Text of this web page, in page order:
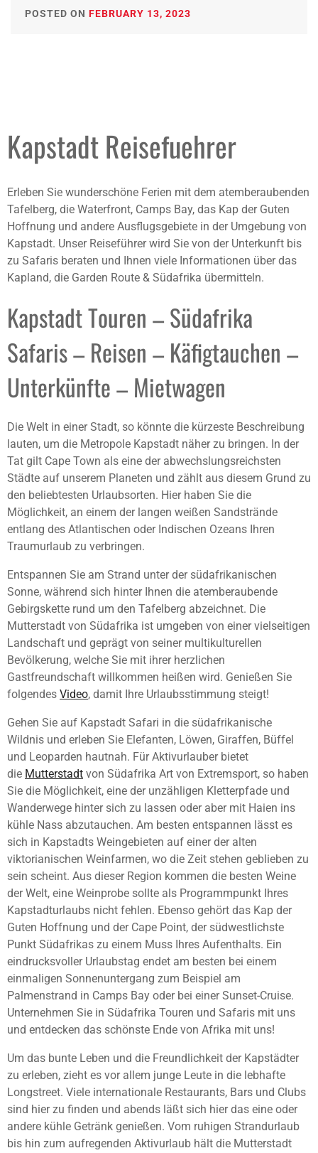
POSTED ON FEBRUARY 13, 2023
Kapstadt Reisefuehrer
Erleben Sie wunderschöne Ferien mit dem atemberaubenden
Tafelberg, die Waterfront, Camps Bay, das Kap der Guten
Hoffnung und andere Ausflugsgebiete in der Umgebung von
Kapstadt. Unser Reiseführer wird Sie von der Unterkunft bis
zu Safaris beraten und Ihnen viele Informationen über das
Kapland, die Garden Route & Südafrika übermitteln.
Kapstadt Touren – Südafrika
Safaris – Reisen – Käfigtauchen –
Unterkünfte – Mietwagen
Die Welt in einer Stadt, so könnte die kürzeste Beschreibung
lauten, um die Metropole Kapstadt näher zu bringen. In der
Tat gilt Cape Town als eine der abwechslungsreichsten
Städte auf unserem Planeten und zählt aus diesem Grund zu
den beliebtesten Urlaubsorten. Hier haben Sie die
Möglichkeit, an einem der langen weißen Sandstrände
entlang des Atlantischen oder Indischen Ozeans Ihren
Traumurlaub zu verbringen.
Entspannen Sie am Strand unter der südafrikanischen
Sonne, während sich hinter Ihnen die atemberaubende
Gebirgskette rund um den Tafelberg abzeichnet. Die
Mutterstadt von Südafrika ist umgeben von einer vielseitigen
Landschaft und geprägt von seiner multikulturellen
Bevölkerung, welche Sie mit ihrer herzlichen
Gastfreundschaft willkommen heißen wird. Genießen Sie
folgendes Video, damit Ihre Urlaubsstimmung steigt!
Gehen Sie auf Kapstadt Safari in die südafrikanische
Wildnis und erleben Sie Elefanten, Löwen, Giraffen, Büffel
und Leoparden hautnah. Für Aktivurlauber bietet
die Mutterstadt von Südafrika Art von Extremsport, so haben
Sie die Möglichkeit, eine der unzähligen Kletterpfade und
Wanderwege hinter sich zu lassen oder aber mit Haien ins
kühle Nass abzutauchen. Am besten entspannen lässt es
sich in Kapstadts Weingebieten auf einer der alten
viktorianischen Weinfarmen, wo die Zeit stehen geblieben zu
sein scheint. Aus dieser Region kommen die besten Weine
der Welt, eine Weinprobe sollte als Programmpunkt Ihres
Kapstadturlaubs nicht fehlen. Ebenso gehört das Kap der
Guten Hoffnung und der Cape Point, der südwestlichste
Punkt Südafrikas zu einem Muss Ihres Aufenthalts. Ein
eindrucksvoller Urlaubstag endet am besten bei einem
einmaligen Sonnenuntergang zum Beispiel am
Palmenstrand in Camps Bay oder bei einer Sunset-Cruise.
Unternehmen Sie in Südafrika Touren und Safaris mit uns
und entdecken das schönste Ende von Afrika mit uns!
Um das bunte Leben und die Freundlichkeit der Kapstädter
zu erleben, zieht es vor allem junge Leute in die lebhafte
Longstreet. Viele internationale Restaurants, Bars und Clubs
sind hier zu finden und abends läßt sich hier das eine oder
andere kühle Getränk genießen. Vom ruhigen Strandurlaub
bis hin zum aufregenden Aktivurlaub hält die Mutterstadt